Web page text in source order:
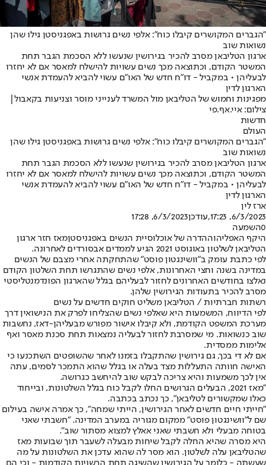
"הגברים המקושרים קיבלו כוח": אלפי נשים גרושות באפגניסטן גילו שהן
נשואות שוב
ארגון הטליבאן מסרב להכיר בגירושין שנעשו ללא הסכמת הגבר תחת
המשטר הקודם, וכתוצאה מכך נשים עשויות להישלח למאסר אם לא יחזרו
לבעליהן • במקביל - דו"ח חדש של האו"ם עשוי להביא להעמדת אנשי
הארגון לדין
מפגינות וחמוש של הטליבאן מול המשרד לענייני מוסר וצניעות בקאבול|
צילום: איי.אף.פי
חדשות
העולם
"הגברים המקושרים קיבלו כוח": אלפי נשים גרושות באפגניסטן גילו שהן
נשואות שוב
ארגון הטליבאן מסרב להכיר בגירושין שנעשו ללא הסכמת הגבר תחת
המשטר הקודם, וכתוצאה מכך נשים עשויות להישלח למאסר אם לא יחזרו
לבעליהן • במקביל - דו"ח חדש של האו"ם עשוי להביא להעמדת אנשי
הארגון לדין
ארז לין
6/3/2023, 17:23
,עודכן6/3/2023, 17:28
0השמעה
היקף האפליהוההדרה של אוכלוסיית הנשים באפגניסטןמאז חזר ארגון
הטליבאן לשלטון באוגוסט 2021 הגיע לממדים אבסורדים לאחרונה.
לפי כתבת עומק ב"וושינגטון פוסט" שהתחקתה אחרי מצבם של הנשים
במדינה בשנה וחצי האחרונות, אלפי נשים שהתגרשו תחת השלטון הקודם
נאלצו בחודשים האחרונים לחזור לבעליהם בגלל שהארגון הפונדמנטליסטי
מסרב להכיר בתעודות הגירושין שלהן.
רשתות חברתיות / הטליבאן משליט חוקים חדשים על נשים
לפי הדיווח, המשמעות היא שאלפי נשים שהצליחו לפרק את הנישואין דרך
מערכת המשפט הקודמת, ולא קיבלו אישור מפורש מבעליהן-דאז, נחשבות
שוב כנשואות. מי שמסרבת לחזור לבעליה נמצאות תחת סכנת מאסר ואף
אלימות ממסדית.
אם לא די בכך, גם גירושין שהתקבלו בזמנו לאחר שהשופטים השתכנעו כי
האישה חוותה התעללות מצד בעלה או בגלל שהוא התמכר לסמים, עתה
אין לכך משמעות והיא צריכה לבקש שוב להיחשב כגרושה.
"מאז 2021, הבעלים הגרושים החלו לקבל כוח בגלל השלטונות, ובייחוד
כאלו שמקשורים לטליבאן", כך נכתב בכתבה.
"חייתי חיים חדשים לאחר הגירושין, הייתי שמחה", כך אמרה אישה בעילום
שם ל"וושינגטון פוסט" ממקום מגוריה במערב המדינה. "חשבתי שאני
בטוחה מבעלי ולא חשבתי שאני אאלץ למצוא מסתור שוב".
היא מסרה שהיא החלה לקבל שיחות מבעלה לשעבר תוך שבועות מאז
שהטליבאן עלה לשלטון. הוא מסר לה שהוא עדכן את השלטונות על מה